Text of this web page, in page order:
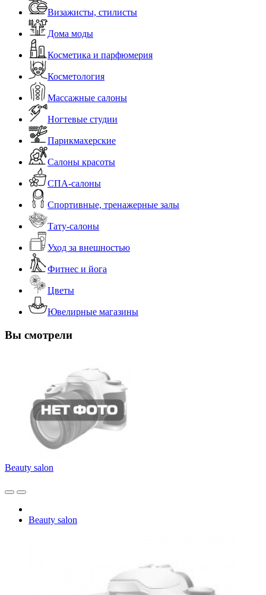
Визажисты, стилисты
Дома моды
Косметика и парфюмерия
Косметология
Массажные салоны
Ногтевые студии
Парикмахерские
Салоны красоты
СПА-салоны
Спортивные, тренажерные залы
Тату-салоны
Уход за внешностью
Фитнес и йога
Цветы
Ювелирные магазины
Вы смотрели
Beauty salon
Beauty salon